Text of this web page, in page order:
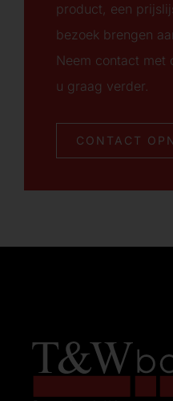
product, een
bezoek brengen
Neem contact met
u graag verder.
CONTACT